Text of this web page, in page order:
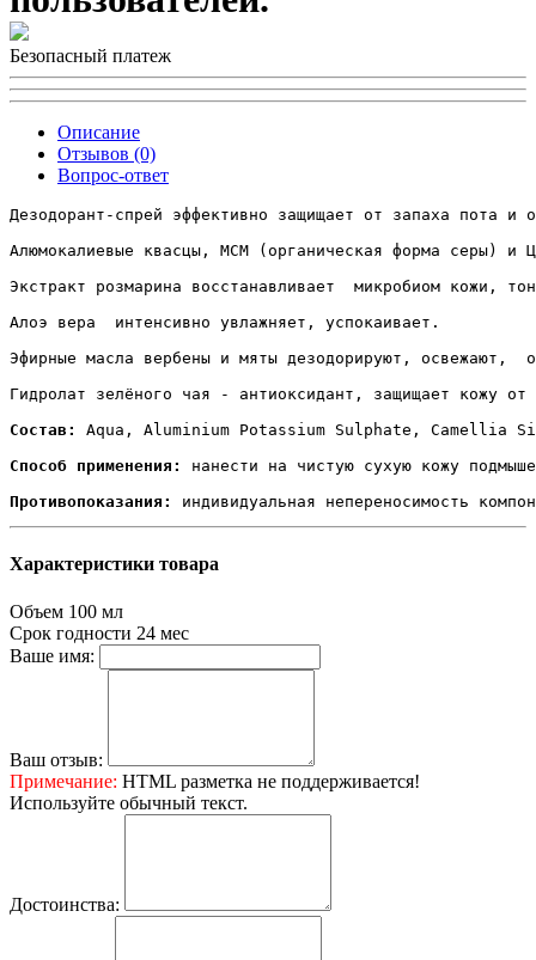
Безопасный платеж
Описание
Отзывов (0)
Вопрос-ответ
Дезодорант-спрей эффективно защищает от запаха пота
Алюмокалиевые квасцы, МСМ (органическая форма серы) и
Экстракт розмарина восстанавливает  микробиом кожи,
Алоэ вера  интенсивно увлажняет, успокаивает.
Эфирные масла вербены и мяты дезодорируют, освежают,
Гидролат зелёного чая - антиоксидант, защищает кожу
Состав:
Aqua, Aluminium Potassium Sulphate,
Способ применения:
нанести на чистую сухую кожу
Противопоказания:
индивидуальная непереносимость
Характеристики товара
Объем 100 мл
Срок годности 24 мес
Ваше имя:
Ваш отзыв:
Примечание: HTML разметка не поддерживается!
Используйте обычный текст.
Достоинства: